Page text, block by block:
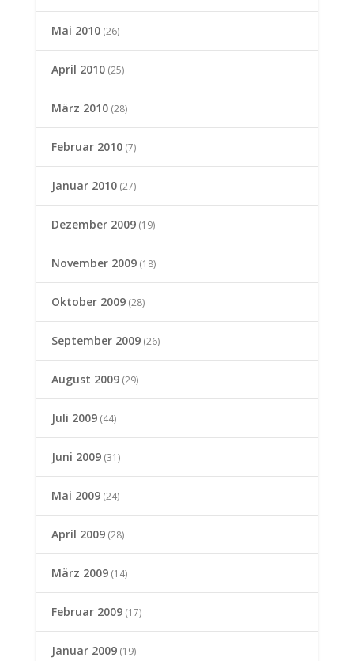
Mai 2010(26)
April 2010(25)
März 2010(28)
Februar 2010(7)
Januar 2010(27)
Dezember 2009(19)
November 2009(18)
Oktober 2009(28)
September 2009(26)
August 2009(29)
Juli 2009(44)
Juni 2009(31)
Mai 2009(24)
April 2009(28)
März 2009(14)
Februar 2009(17)
Januar 2009(19)